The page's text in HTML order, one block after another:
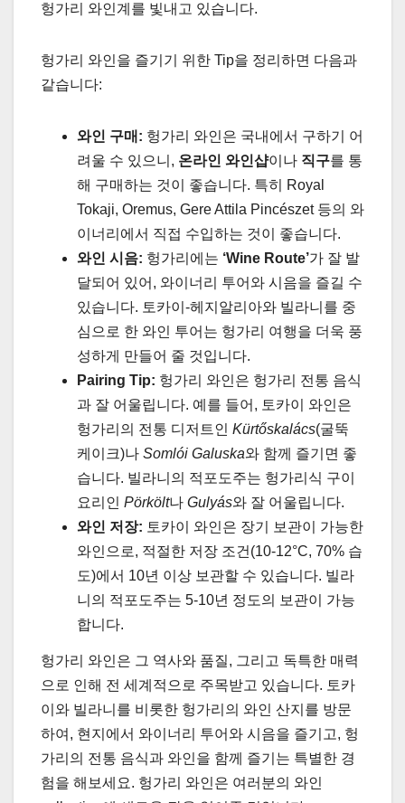
헝가리 와인계를 빛내고 있습니다.
헝가리 와인을 즐기기 위한 Tip을 정리하면 다음과
같습니다:
와인 구매: 헝가리 와인은 국내에서 구하기 어
려울 수 있으니, 온라인 와인샵이나 직구를 통
해 구매하는 것이 좋습니다. 특히 Royal
Tokaji, Oremus, Gere Attila Pincészet 등의 와
이너리에서 직접 수입하는 것이 좋습니다.
와인 시음: 헝가리에는 ‘Wine Route’가 잘 발
달되어 있어, 와이너리 투어와 시음을 즐길 수
있습니다. 토카이-헤지알리아와 빌라니를 중
심으로 한 와인 투어는 헝가리 여행을 더욱 풍
성하게 만들어 줄 것입니다.
Pairing Tip: 헝가리 와인은 헝가리 전통 음식
과 잘 어울립니다. 예를 들어, 토카이 와인은
헝가리의 전통 디저트인 Kürtőskalács(굴뚝
케이크)나 Somlói Galuska와 함께 즐기면 좋
습니다. 빌라니의 적포도주는 헝가리식 구이
요리인 Pörkölt나 Gulyás와 잘 어울립니다.
와인 저장: 토카이 와인은 장기 보관이 가능한
와인으로, 적절한 저장 조건(10-12°C, 70% 습
도)에서 10년 이상 보관할 수 있습니다. 빌라
니의 적포도주는 5-10년 정도의 보관이 가능
합니다.
헝가리 와인은 그 역사와 품질, 그리고 독특한 매력
으로 인해 전 세계적으로 주목받고 있습니다. 토카
이와 빌라니를 비롯한 헝가리의 와인 산지를 방문
하여, 현지에서 와이너리 투어와 시음을 즐기고, 헝
가리의 전통 음식과 와인을 함께 즐기는 특별한 경
험을 해보세요. 헝가리 와인은 여러분의 와인